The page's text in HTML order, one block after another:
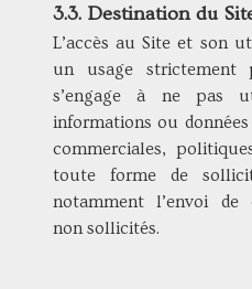
3.3. Destination du
L’accès au Site et son
un usage strictement
s’engage à ne pas
informations ou
commerciales,
toute forme de
notamment l’envoi de
non sollicités.